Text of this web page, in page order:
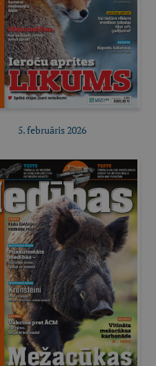
Pirkt e-izdevumu
Pirkt abonementu
5. februāris 2026